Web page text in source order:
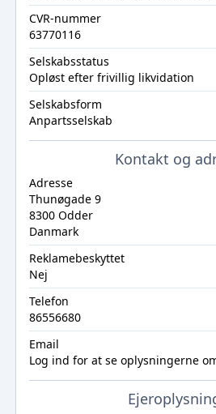
CVR-nummer
63770116
Selskabsstatus
Opløst efter frivillig likvidation
Selskabsform
Anpartsselskab
Kontakt og
Adresse
Thunøgade 9
8300 Odder
Danmark
Reklamebeskyttet
Nej
Telefon
86556680
Email
Log ind for at se oplysningerne